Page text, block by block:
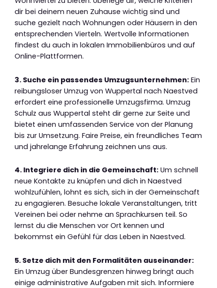
dir bei deinem neuen Zuhause wichtig sind und
suche gezielt nach Wohnungen oder Häusern in den
entsprechenden Vierteln. Wertvolle Informationen
findest du auch in lokalen Immobilienbüros und auf
Online-Plattformen.
3. Suche ein passendes Umzugsunternehmen: Ein
reibungsloser Umzug von Wuppertal nach Naestved
erfordert eine professionelle Umzugsfirma. Umzug
Schulz aus Wuppertal steht dir gerne zur Seite und
bietet einen umfassenden Service von der Planung
bis zur Umsetzung. Faire Preise, ein freundliches Team
und jahrelange Erfahrung zeichnen uns aus.
4. Integriere dich in die Gemeinschaft: Um schnell
neue Kontakte zu knüpfen und dich in Naestved
wohlzufühlen, lohnt es sich, sich in der Gemeinschaft
zu engagieren. Besuche lokale Veranstaltungen, tritt
Vereinen bei oder nehme an Sprachkursen teil. So
lernst du die Menschen vor Ort kennen und
bekommst ein Gefühl für das Leben in Naestved.
5. Setze dich mit den Formalitäten auseinander:
Ein Umzug über Bundesgrenzen hinweg bringt auch
einige administrative Aufgaben mit sich. Informiere